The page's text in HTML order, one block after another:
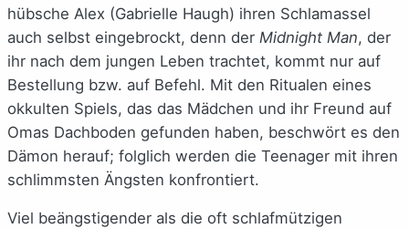
hübsche Alex (Gabrielle Haugh) ihren Schlamassel
auch selbst eingebrockt, denn der Midnight Man, der
ihr nach dem jungen Leben trachtet, kommt nur auf
Bestellung bzw. auf Befehl. Mit den Ritualen eines
okkulten Spiels, das das Mädchen und ihr Freund auf
Omas Dachboden gefunden haben, beschwört es den
Dämon herauf; folglich werden die Teenager mit ihren
schlimmsten Ängsten konfrontiert.
Viel beängstigender als die oft schlafmützigen